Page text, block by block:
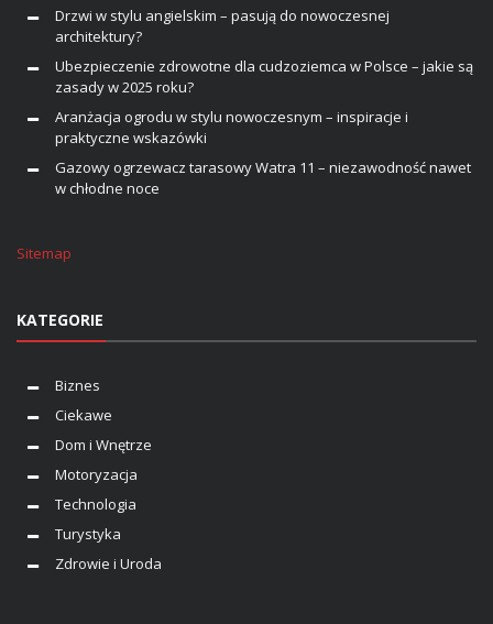
Drzwi w stylu angielskim – pasują do nowoczesnej
architektury?
Ubezpieczenie zdrowotne dla cudzoziemca w Polsce – jakie są
zasady w 2025 roku?
Aranżacja ogrodu w stylu nowoczesnym – inspiracje i
praktyczne wskazówki
Gazowy ogrzewacz tarasowy Watra 11 – niezawodność nawet
w chłodne noce
Sitemap
KATEGORIE
Biznes
Ciekawe
Dom i Wnętrze
Motoryzacja
Technologia
Turystyka
Zdrowie i Uroda